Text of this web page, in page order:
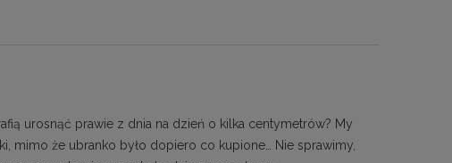
urosnąć prawie z dnia na dzień o kilka centymetrów? My
mimo że ubranko było dopiero co kupione… Nie sprawimy,